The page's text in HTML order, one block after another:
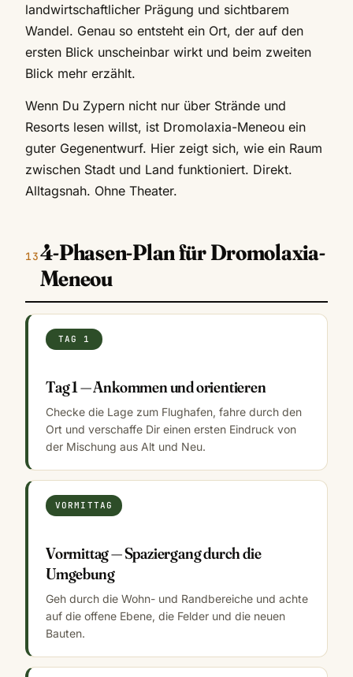
landwirtschaftlicher Prägung und sichtbarem
Wandel. Genau so entsteht ein Ort, der auf den
ersten Blick unscheinbar wirkt und beim zweiten
Blick mehr erzählt.
Wenn Du Zypern nicht nur über Strände und
Resorts lesen willst, ist Dromolaxia-Meneou ein
guter Gegenentwurf. Hier zeigt sich, wie ein Raum
zwischen Stadt und Land funktioniert. Direkt.
Alltagsnah. Ohne Theater.
4-Phasen-Plan für Dromolaxia-
Meneou
TAG 1
Tag 1 — Ankommen und orientieren
Checke die Lage zum Flughafen, fahre durch den
Ort und verschaffe Dir einen ersten Eindruck von
der Mischung aus Alt und Neu.
VORMITTAG
Vormittag — Spaziergang durch die
Umgebung
Geh durch die Wohn- und Randbereiche und achte
auf die offene Ebene, die Felder und die neuen
Bauten.